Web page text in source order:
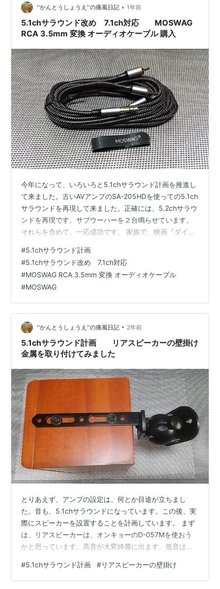
す。 ただ、このSA-205HDでは、リアスピーカーは、
サ…
''かんとうしょうえ''の痛風日記 • 1年前
5.1chサラウンド改め 7.1ch対応 MOSWAG
RCA 3.5mm 変換 オーディオケーブル 購入
今年になって、いろいろと5.1chサラウンド計画を推進し
て来ました。古いAVアンプのSA-205HDを使っての5.1ch
サラウンドを再現して来ました。正確には、5.2chサラウ
ンドを再現です。サブウーハーを２台鳴らせています。
それらを含めて、一応成功です。 家族で、映画『ダイハ
ンドのサブウーハーが物凄い仕事をしてくれます。それ
が、YamahaのYST-SW40です。古い機種ですが、低音
が爆裂して、家が、床が、大きく揺れます。９歳児ゆう
ゆうにして、床が揺れていると言います。 特に、ダイハ
ード4.0とかでは、爆発シーンが凄いです。銃撃シーン
が…
#5.1chサラウンド計画
#5.1chサラウンド改め 7.1ch対応
#MOSWAG RCA 3.5mm 変換 オーディオケーブル
#MOSWAG
''かんとうしょうえ''の痛風日記 • 2年前
5.1chサラウンド計画 リアスピーカーの壁掛け
金属を取り付けてみました
とりあえず、アンプの設定は、何とか目途が立ちまし
た。音も、5.1chサラウンドになっています。この後、実
際にスピーカーを設置することを計画しています。 まず
は、リアスピーカーは、オンキョーのD-057Mを使おう
かと思っています。高音が大変綺麗に出ます。低音は、
です。もちろん、高音の男性ボーカルの歌も好きです。
時折、八神純子さんの『 思い出は美しすぎて』や『夜間
#5.1chサラウンド計画 #リアスピーカーの壁掛け